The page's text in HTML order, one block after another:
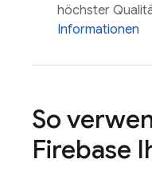
höchster
Informationen
So
Firebase